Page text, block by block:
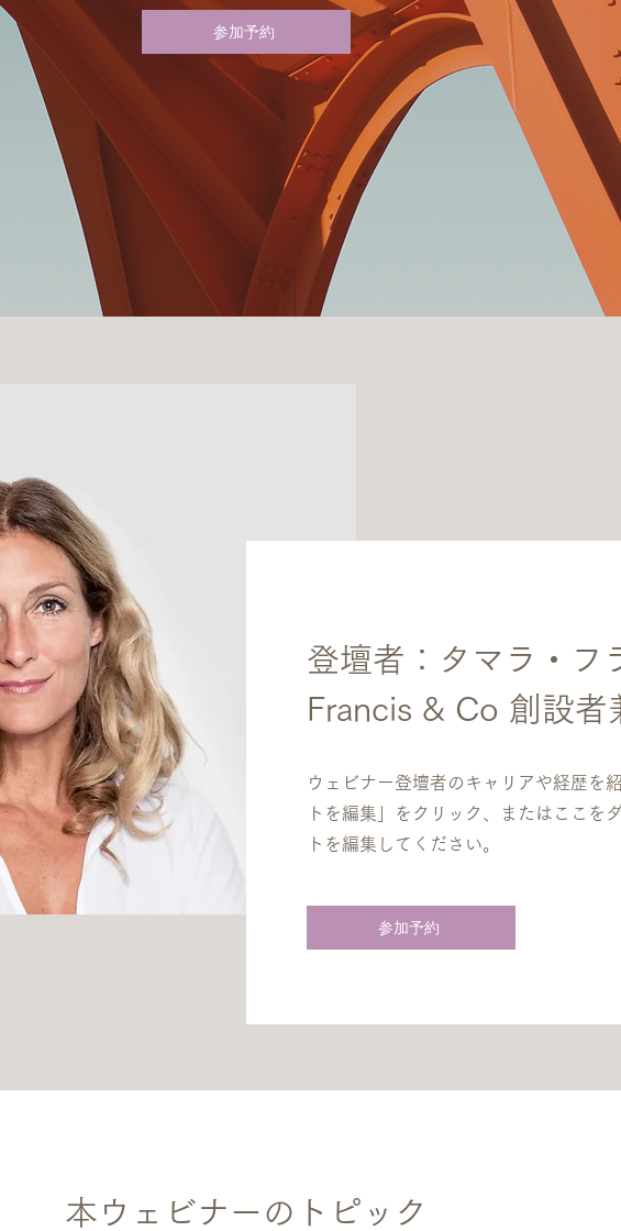
参加予約
登壇者：タマラ・フ
Francis & Co 創設者
ウェビナー登壇者のキャリアや経歴を
トを編集」をクリック、またはここを
トを編集してください。
参加予約
本ウェビナーのトピック